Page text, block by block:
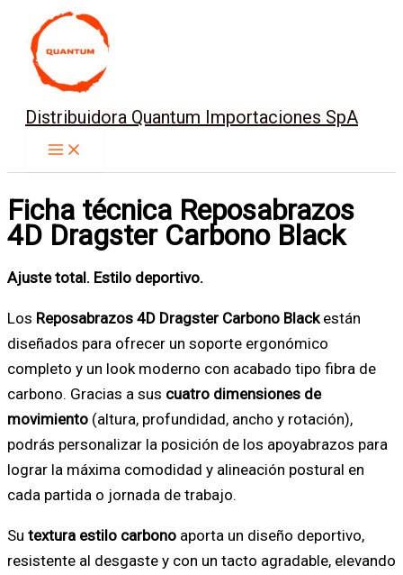
contenido
Distribuidora Quantum Importaciones SpA
Ficha técnica Reposabrazos
4D Dragster Carbono Black
Ajuste total. Estilo deportivo.
Los Reposabrazos 4D Dragster Carbono Blackestán
diseñados para ofrecer un soporte ergonómico
completo y un look moderno con acabado tipo fibra de
carbono. Gracias a sus cuatro dimensiones de
movimiento (altura, profundidad, ancho y rotación),
podrás personalizar la posición de los apoyabrazos para
lograr la máxima comodidad y alineación postural en
cada partida o jornada de trabajo.
Su textura estilo carbono aporta un diseño deportivo,
resistente al desgaste y con un tacto agradable, elevando